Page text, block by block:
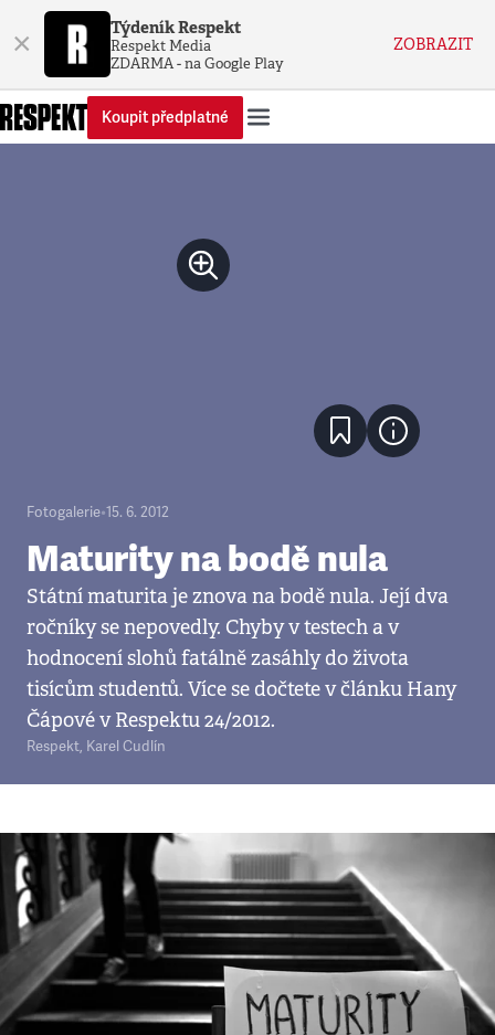
× Týdeník Respekt
Respekt Media
ZDARMA - na Google Play
ZOBRAZIT
Koupit předplatné
Fotogalerie•15. 6. 2012
Maturity na bodě nula
Státní maturita je znova na bodě nula. Její dva
ročníky se nepovedly. Chyby v testech a v
hodnocení slohů fatálně zasáhly do života
tisícům studentů. Více se dočtete v článku Hany
Čápové v Respektu 24/2012.
Respekt, Karel Cudlín